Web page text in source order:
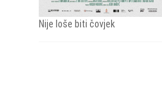
Nije loše biti čovjek